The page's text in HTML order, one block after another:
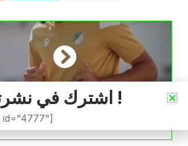
نذير بن بوعلي يفتتح موسمه بهدف
دوري المؤتمر
اشترك في نشرتنا الإخبارية !
id="4777"]